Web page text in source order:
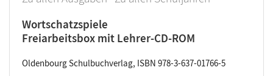
Wortschatzspiele
Freiarbeitsbox mit Lehrer-CD-ROM
Oldenbourg Schulbuchverlag, ISBN 978-3-637-01766-5